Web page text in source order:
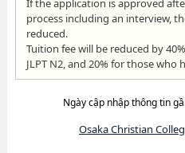
If the application is approved
process including an interview,
reduced.
Tuition fee will be reduced by
JLPT N2, and 20% for those who
Ngày cập nhập thông tin
Osaka Christian